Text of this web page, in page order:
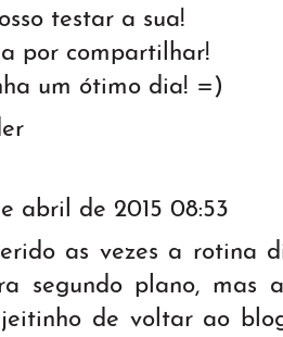
testar a sua!
por compartilhar!
um ótimo dia! =)
abril de 2015 08:53
as vezes a rotina
segundo plano, mas
de voltar ao